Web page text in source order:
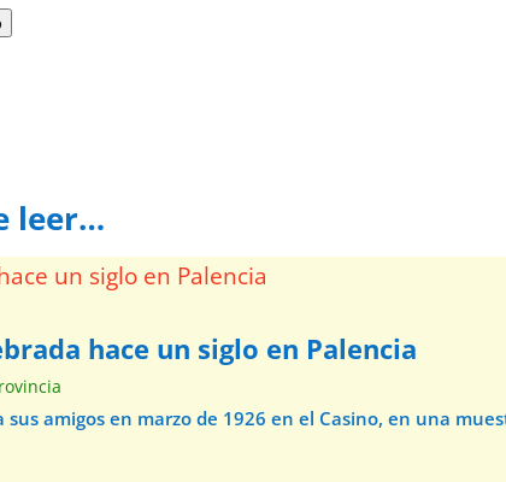
leer…
hace un siglo en Palencia
sus amigos en marzo de 1926 en el Casino, en una